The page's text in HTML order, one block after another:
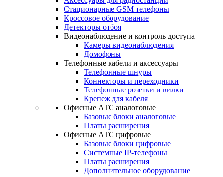
Стационарные GSM телефоны
Кроссовое оборудование
Детекторы отбоя
Видеонаблюдение и контроль доступа
Камеры видеонаблюдения
Домофоны
Телефонные кабели и аксессуары
Телефонные шнуры
Коннекторы и переходники
Телефонные розетки и вилки
Крепеж для кабеля
Офисные АТС аналоговые
Базовые блоки аналоговые
Платы расширения
Офисные АТС цифровые
Базовые блоки цифровые
Системные IP-телефоны
Платы расширения
Дополнительное оборудование